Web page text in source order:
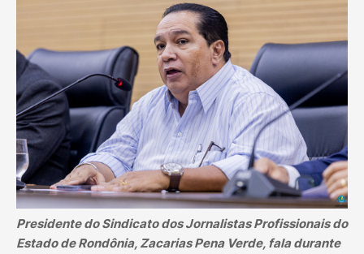
Presidente do Sindicato dos Jornalistas Profissionais do
Estado de Rondônia, Zacarias Pena Verde, fala durante